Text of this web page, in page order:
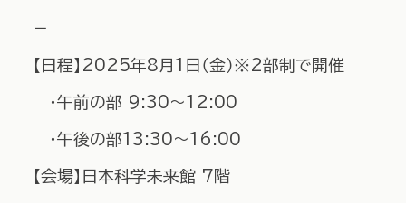
－
【日程】2025年8月1日（金）※2部制で開催
・午前の部 9:30～12:00
・午後の部13:30～16:00
【会場】日本科学未来館 7階